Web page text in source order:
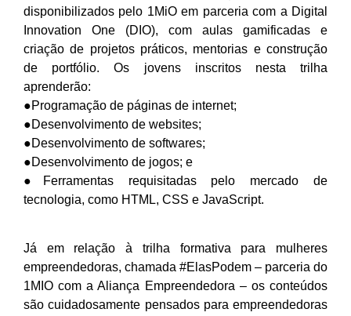
disponibilizados pelo 1MiO em parceria com a Digital
Innovation One (DIO), com aulas gamificadas e
criação de projetos práticos, mentorias e construção
de portfólio. Os jovens inscritos nesta trilha
aprenderão:
●Programação de páginas de internet;
●Desenvolvimento de websites;
●Desenvolvimento de softwares;
●Desenvolvimento de jogos; e
●Ferramentas requisitadas pelo mercado de
tecnologia, como HTML, CSS e JavaScript.
Já em relação à trilha formativa para mulheres
empreendedoras, chamada #ElasPodem – parceria do
1MIO com a Aliança Empreendedora – os conteúdos
são cuidadosamente pensados para empreendedoras